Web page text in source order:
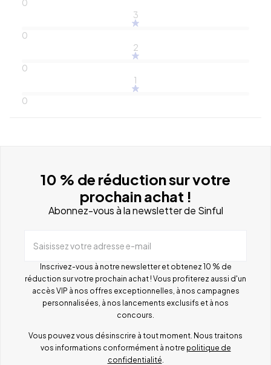
0
3
0
2
0
1
0
10 % de réduction sur votre
prochain achat !
Abonnez-vous à la newsletter de Sinful
Saisissez votre adresse e-mail
Inscrivez-vous à notre newsletter et obtenez 10 % de
réduction sur votre prochain achat ! Vous profiterez aussi d'un
accès VIP à nos offres exceptionnelles, à nos campagnes
personnalisées, à nos lancements exclusifs et à nos
concours.
Vous pouvez vous désinscrire à tout moment. Nous traitons
vos informations conformément à notre politique de
confidentialité